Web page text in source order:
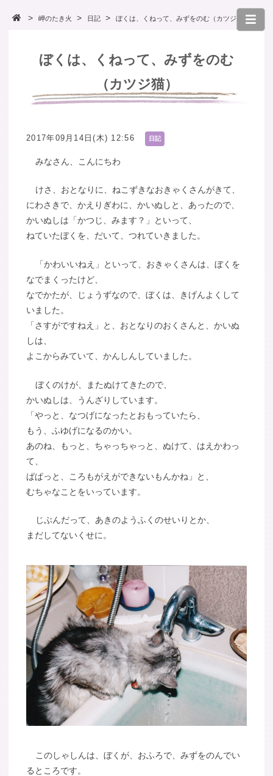
岬のたき火 日記 ぼくは、くねって、みずをのむ（カツジ猫）
ぼくは、くねって、みずをのむ
（カツジ猫）
2017年09月14日(木) 12:56 日記
みなさん、こんにちわ
けさ、おとなりに、ねこずきなおきゃくさんがきて、
にわさきで、かえりぎわに、かいぬしと、あったので、
かいぬしは「かつじ、みます？」といって、
ねていたぼくを、だいて、つれていきました。
「かわいいねえ」といって、おきゃくさんは、ぼくを
なでまくったけど、
なでかたが、じょうずなので、ぼくは、きげんよくして
いました。
「さすがですねえ」と、おとなりのおくさんと、かいぬ
しは、
よこからみていて、かんしんしていました。
ぼくのけが、またぬけてきたので、
かいぬしは、うんざりしています。
「やっと、なつげになったとおもっていたら、
もう、ふゆげになるのかい。
あのね、もっと、ちゃっちゃっと、ぬけて、はえかわっ
て、
ぱぱっと、ころもがえができないもんかね」と、
むちゃなことをいっています。
じぶんだって、あきのようふくのせいりとか、
まだしてないくせに。
このしゃしんは、ぼくが、おふろで、みずをのんでい
るところです。